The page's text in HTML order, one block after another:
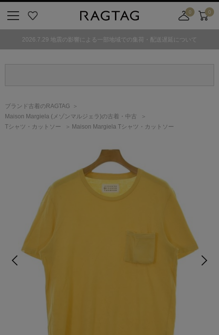
気
0
舗
カ
0
2026.7.29 地震の影響による一部地域での集荷・配送遅延について
ブランド古着のRAGTAG
Maison Margiela (メゾンマルジェラ)の古着・中古
Tシャツ・カットソー
Maison Margiela Tシャツ・カットソー